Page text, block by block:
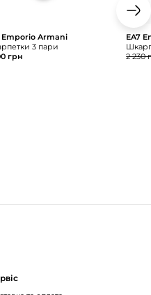
Emporio Armani
3 пари
грн
EA7
2 230